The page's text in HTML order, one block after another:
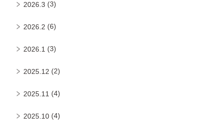
2026.3 (3)
2026.2 (6)
2026.1 (3)
2025.12 (2)
2025.11 (4)
2025.10 (4)